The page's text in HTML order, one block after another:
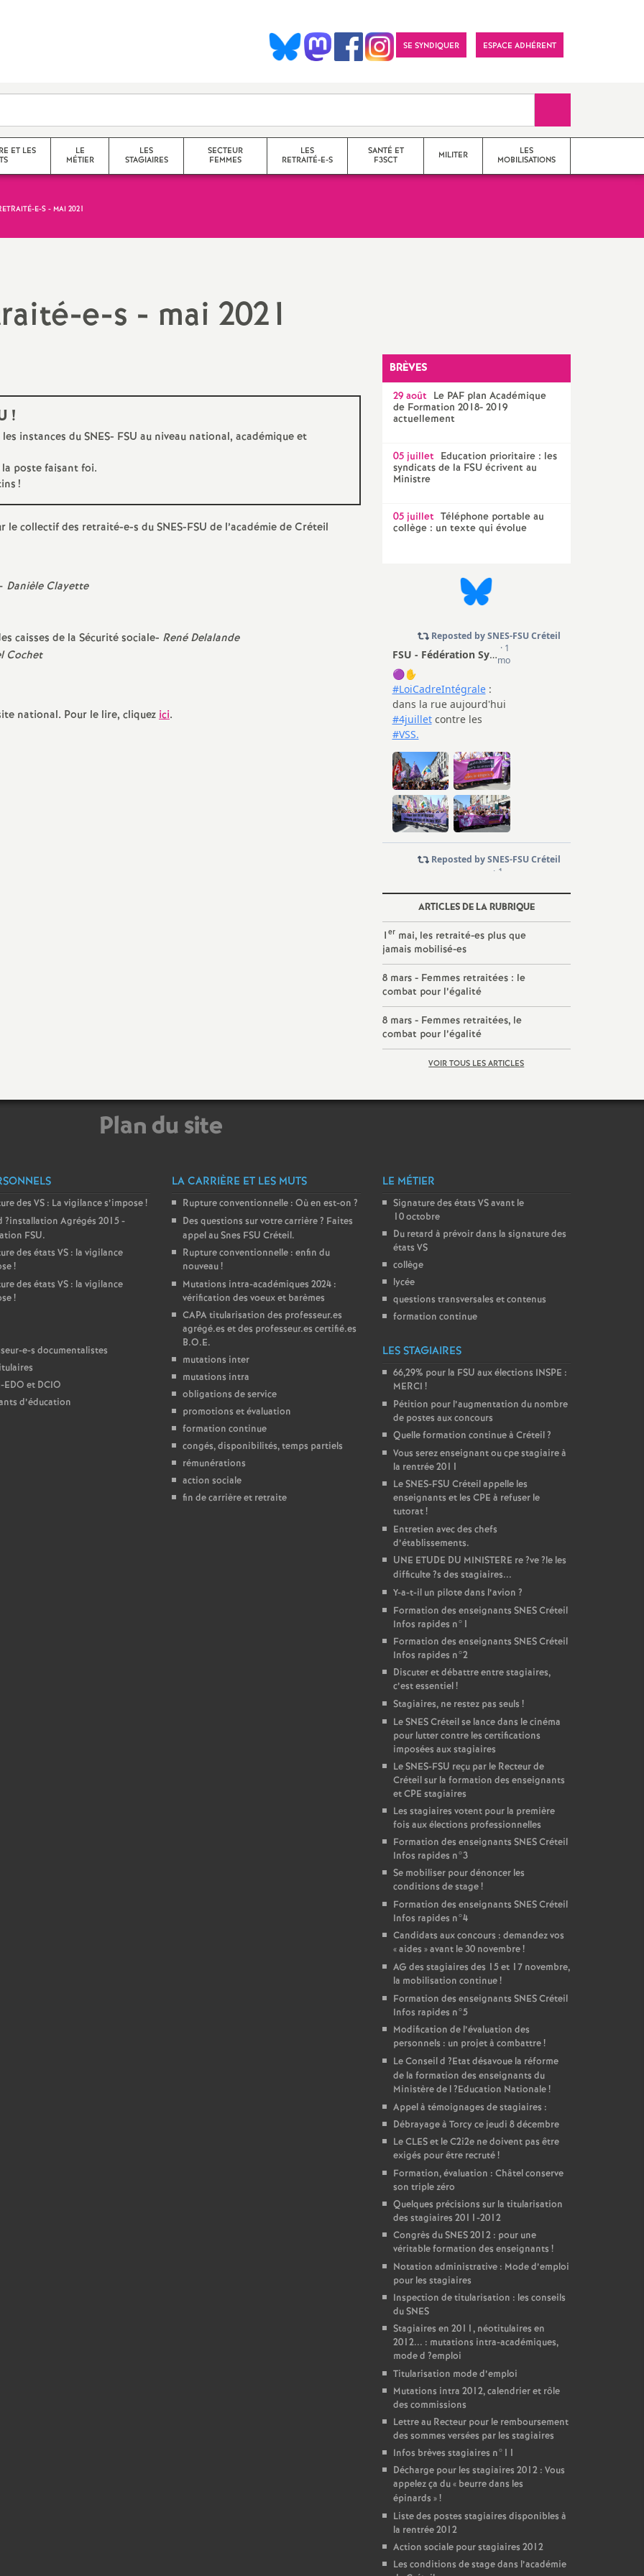
SE SYNDIQUER ESPACE ADHÉRENT
ET LES
retraite
LE
MÉTIER
questions transversales et
contenus
LES
STAGIAIRES
SECTEUR
FEMMES
LES
RETRAITÉ-E-S
SANTÉ ET
F3SCT
MILITER
outils pour les militant-e-s
GroupeLGBTQIA +
LES
MOBILISATIONS
E-S - MAI 2021
e-s - mai 2021
!
instances duSNES- FSU au niveau national, académique et
poste faisant foi.
!
le collectif des retraité-e-s duSNES-FSU de l’académie de Créteil
Danièle Clayette
caisses de la Sécurité sociale- René Delalande
Cochet
national. Pour le lire, cliquezici.
BRÈVES
29 août Le PAFplan Académique
de Formation 2018- 2019
actuellement
05 juillet Education prioritaire : les
syndicats de la FSUécrivent au
Ministre
05 juillet Téléphone portable au
collège : un texte qui évolue
ARTICLES DE LA RUBRIQUE
1ermai, les retraité-es plus que
jamais mobilisé-es
8 mars - Femmes retraitées : le
combat pour l’égalité
8 mars - Femmes retraitées, le
combat pour l’égalité
VOIR TOUS LES ARTICLES
Plan du site
des VS: La vigilance s’impose!
?installation Agrégés 2015 -
FSU.
des états VS: la vigilance
!
des états VS: la vigilance
!
e-s documentalistes
EDO et DCIO
d’éducation
LA CARRIÈRE ET LES MUTS
Rupture conventionnelle : Où en est-on ?
Des questions sur votre carrière? Faites
appel au Snes FSU Créteil.
Rupture conventionnelle : enfin du
nouveau!
Mutations intra-académiques 2024 :
vérification des voeux et barèmes
CAPAtitularisation des professeur.es
agrégé.es et des professeur.es certifié.es
B.O.E.
mutations inter
mutations intra
obligations de service
promotions et évaluation
formation continue
congés, disponibilités, temps partiels
rémunérations
action sociale
fin de carrière et retraite
LE MÉTIER
Signature des états VSavant le
10 octobre
Du retard à prévoir dans la signature des
états VS
collège
lycée
questions transversales et contenus
formation continue
LES STAGIAIRES
66,29% pour la FSU aux élections INSPE :
MERCI !
Pétition pour l’augmentation du nombre
de postes aux concours
Quelle formation continue à Créteil?
Vous serez enseignant ou cpe stagiaire à
la rentrée 2011
LeSNES-FSU Créteil appelle les
enseignants et les CPE à refuser le
tutorat!
Entretien avec des chefs
d’établissements.
UNE ETUDE DU MINISTERE re?ve?le les
difficulte?s des stagiaires...
Y-a-t-il un pilote dans l’avion ?
Formation des enseignants SNESCréteil
Infos rapides n°1
Formation des enseignants SNESCréteil
Infos rapides n°2
Discuter et débattre entre stagiaires,
c’est essentiel!
Stagiaires, ne restez pas seuls !
LeSNESCréteil se lance dans le cinéma
pour lutter contre les certifications
imposées aux stagiaires
LeSNES-FSU reçu par le Recteur de
Créteil sur la formation des enseignants
etCPE stagiaires
Les stagiaires votent pour la première
fois aux élections professionnelles
Formation des enseignants SNESCréteil
Infos rapides n°3
Se mobiliser pour dénoncer les
conditions de stage!
Formation des enseignants SNESCréteil
Infos rapides n°4
Candidats aux concours : demandez vos
«aides » avant le 30 novembre!
AG des stagiaires des 15 et 17 novembre,
la mobilisation continue!
Formation des enseignants SNESCréteil
Infos rapides n°5
Modification de l’évaluation des
personnels : un projet à combattre!
Le Conseil d ?Etat désavoue la réforme
de la formation des enseignants du
Ministère de l?Education Nationale!
Appel à témoignages de stagiaires :
Débrayage à Torcy ce jeudi 8 décembre
LeCLESet le C2i2e ne doivent pas être
exigés pour être recruté!
Formation, évaluation : Châtel conserve
son triple zéro
Quelques précisions sur la titularisation
des stagiaires 2011-2012
Congrès duSNES2012 : pour une
véritable formation des enseignants !
Notation administrative : Mode d’emploi
pour les stagiaires
Inspection de titularisation : les conseils
duSNES
Stagiaires en 2011, néotitulaires en
2012... : mutations intra-académiques,
mode d ?emploi
Titularisation mode d’emploi
Mutations intra 2012, calendrier et rôle
des commissions
Lettre au Recteur pour le remboursement
des sommes versées par les stagiaires
Infos brèves stagiaires n°11
Décharge pour les stagiaires 2012 : Vous
appelez ça du « beurre dans les
épinards »!
Liste des postes stagiaires disponibles à
la rentrée 2012
Action sociale pour stagiaires 2012
Les conditions de stage dans l’académie